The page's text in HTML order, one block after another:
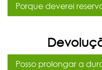
Porque deverei
Posso prolongar a